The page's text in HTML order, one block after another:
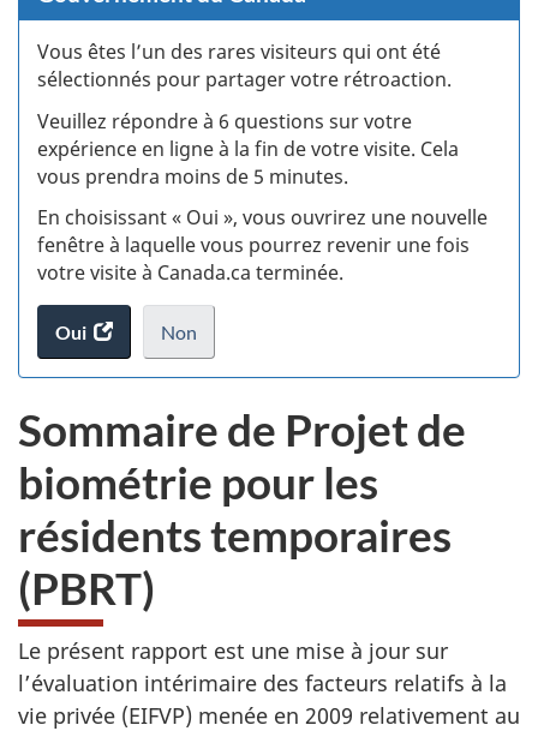
Vous êtes l’un des rares visiteurs qui ont été
sélectionnés pour partager votre rétroaction.
Veuillez répondre à 6 questions sur votre
expérience en ligne à la fin de votre visite. Cela
vous prendra moins de 5 minutes.
En choisissant « Oui », vous ouvrirez une nouvelle
fenêtre à laquelle vous pourrez revenir une fois
votre visite à Canada.ca terminée.
Oui
accéder
au
Non
je
pas
participer
au
sondage
du
.
Sommaire de Projet de
biométrie pour les
résidents temporaires
(PBRT)
Le présent rapport est une mise à jour sur
l’évaluation intérimaire des facteurs relatifs à la
vie privée (EIFVP) menée en 2009 relativement au